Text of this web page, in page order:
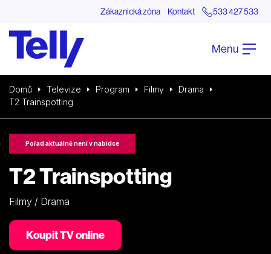
Zákaznická zóna Kontakt 533 427 533
Menu
Domů Televize Program Filmy
Drama
T2 Trainspotting
Pořad aktuálně není v nabídce
T2 Trainspotting
Filmy / Drama
Koupit TV online